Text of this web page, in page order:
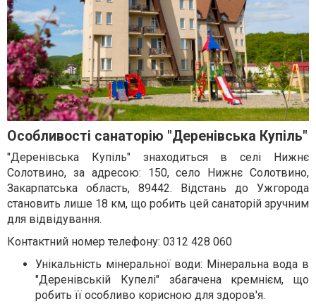
Особливості санаторію "Деренівська Купіль"
"Деренівська Купіль" знаходиться в селі Нижнє
Солотвино, за адресою: 150, село Нижнє Солотвино,
Закарпатська область, 89442. Відстань до Ужгорода
становить лише 18 км, що робить цей санаторій зручним
для відвідування.
Контактний номер телефону: 0312 428 060
Унікальність мінеральної води: Мінеральна вода в
"Деренівській Купелі" збагачена кремнієм, що
робить її особливо корисною для здоров'я.